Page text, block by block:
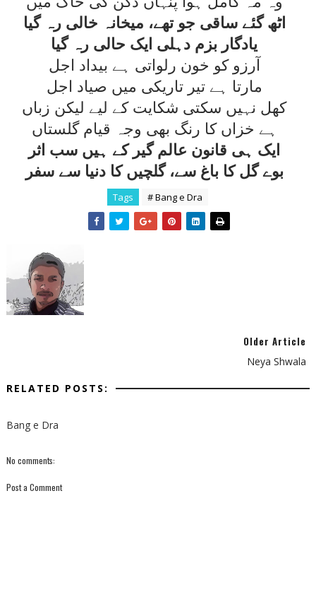
اٹھ گئے ساقی جو تھے، ميخانہ خالی رہ گيا
يادگار بزم دہلی ايک حالی رہ گيا
آرزو کو خون رلواتی ہے بيداد اجل
مارتا ہے تير تاريکی ميں صياد اجل
کھل نہيں سکتی شکايت کے ليے ليکن زباں
ہے خزاں کا رنگ بھی وجہ قيام گلستاں
ايک ہی قانون عالم گير کے ہيں سب اثر
بوے گل کا باغ سے، گلچيں کا دنيا سے سفر
Tags # Bang e Dra
Older Article
Neya Shwala
RELATED POSTS:
Bang e Dra
No comments:
Post a Comment